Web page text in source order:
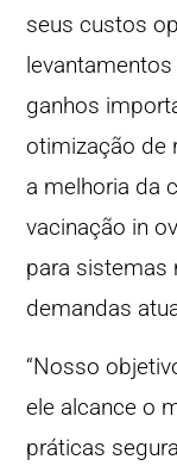
seus custos
ganhos
otimização de
a melhoria da
vacinação in
para sistemas
demandas
“Nosso
ele alcance o
práticas